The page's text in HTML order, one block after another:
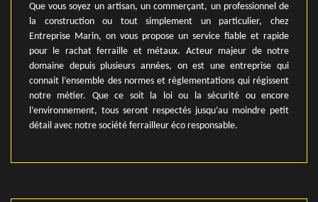
Que vous soyez un artisan, un commerçant, un professionnel de
la construction ou tout simplement un particulier, chez
Entreprise Marin, on vous propose un service fiable et rapide
pour le rachat ferraille et métaux. Acteur majeur de notre
domaine depuis plusieurs années, on est une entreprise qui
connait l’ensemble des normes et règlementations qui régissent
notre métier. Que ce soit la loi ou la sécurité ou encore
l’environnement, tous seront respectés jusqu’au moindre petit
détail avec notre société ferrailleur éco responsable.